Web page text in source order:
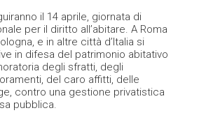
il 14 aprile, giornata di
per il diritto all’abitare. A Roma
e in altre città d’Italia si
in difesa del patrimonio abitativo
degli sfratti, degli
del caro affitti, delle
contro una gestione privatistica
pubblica.